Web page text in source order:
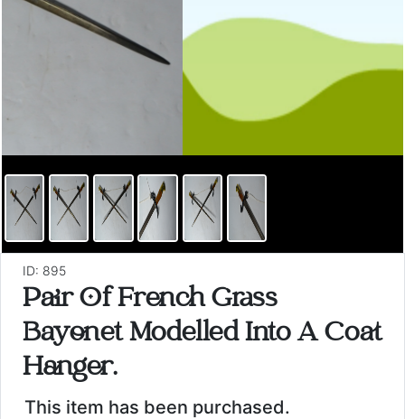
ID: 895
Pair Of French Grass
Bayonet Modelled Into A Coat
Hanger.
This item has been purchased.